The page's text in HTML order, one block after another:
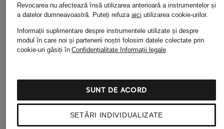
Alte categorii
Modă de lux pentru Copii
Modă de lux pentru
Îmbrăcăminte pentru
bărbați
Îmbrăcăminte pentru
Revocarea nu afectează însă utilizarea anterioară a instrumentelor și
a datelor dumneavoastră. Puteți refuza aici utilizarea cookie-urilor.
Informații suplimentare despre instrumentele utilizate și despre
modul în care noi și partenerii noștri folosim datele colectate prin
cookie-uri găsiți în Confidențialitate Informații legale.
SETĂRI INDIVIDUALIZATE
SUNT DE ACORD